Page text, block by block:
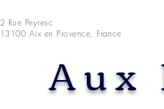
2 Rue Peyresc
13100 Aix en Provence, France
Aux